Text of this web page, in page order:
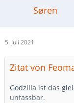
Søren
5. Juli 2021
Zitat von
Godzilla ist das
unfassbar.